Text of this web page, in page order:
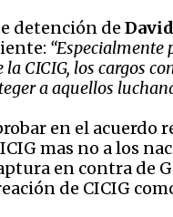
detención de
CICIG, los cargos
a aquellos
en el
mas no a los
en contra de
de CICIG